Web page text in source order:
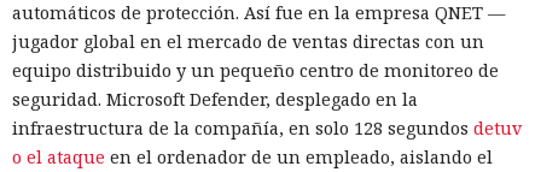
automáticos de protección. Así fue en la empresa QNET —
jugador global en el mercado de ventas directas con un
equipo distribuido y un pequeño centro de monitoreo de
seguridad. Microsoft Defender, desplegado en la
infraestructura de la compañía, en solo 128 segundos detuv
o el ataque en el ordenador de un empleado, aislando el